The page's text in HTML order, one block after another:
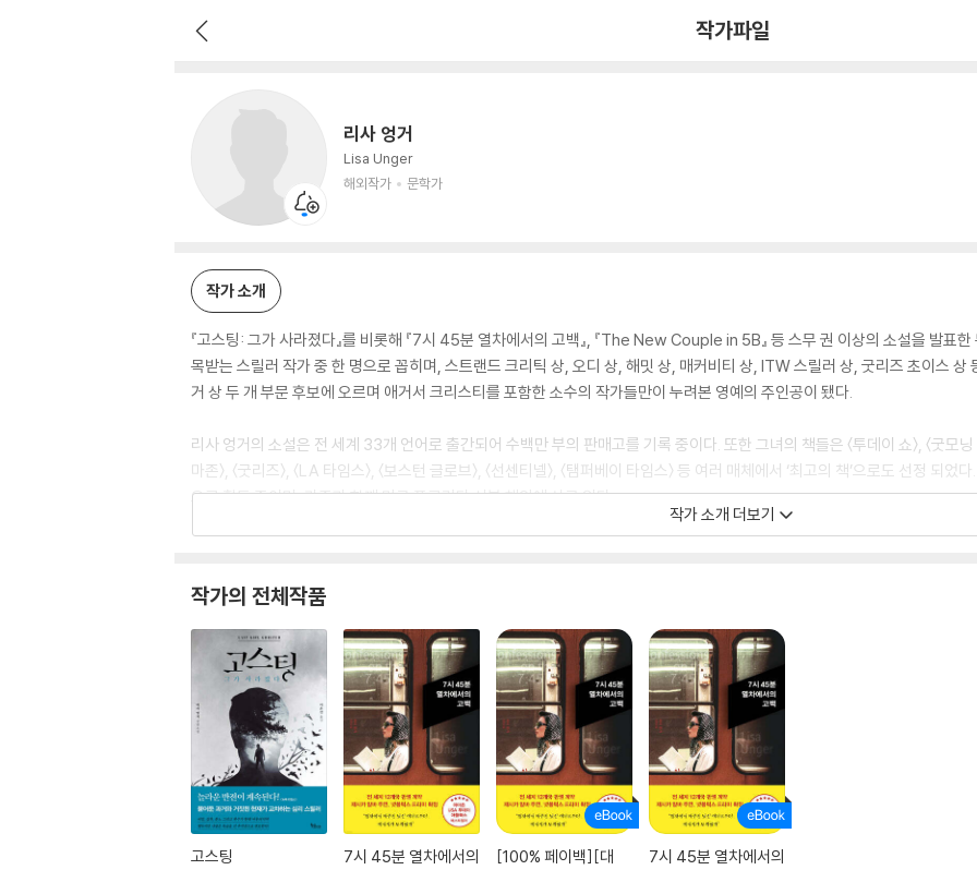
작가파일
리사 엉거
Lisa Unger
해외작가
문학가
작가 소개
『고스팅: 그가 사라졌다』를 비롯해 『7시 45분 열차에서의 고백』, 『The New Couple in 5B』 등 스무 권 이상의 소설을 발표
목받는 스릴러 작가 중 한 명으로 꼽히며, 스트랜드 크리틱 상, 오디 상, 해밋 상, 매커비티 상, ITW 스릴러 상, 굿리즈 초이스
거 상 두 개 부문 후보에 오르며 애거서 크리스티를 포함한 소수의 작가들만이 누려본 영예의 주인공이 됐다.
리사 엉거의 소설은 전 세계 33개 언어로 출간되어 수백만 부의 판매고를 기록 중이다. 또한 그녀의 책들은 〈투데이 쇼〉, 〈굿모닝 아
마존〉, 〈굿리즈〉, 〈LA 타임스〉, 〈보스턴 글로브〉, 〈선센티넬〉, 〈탬퍼베이 타임스〉 등 여러 매체에서 ‘최고의 책’으로도 선정
으로 활동 중이며, 가족과 함께 미국 플로리다 서부 해안에 살고 있다.
문학상을 수상했다. 2019년에는 에드거 상 두 개 부문 후보에 오르며 애거서 크리스티를 포함한 소수의 작가들만이 누려본 영예
리사 엉거의 소설은 전 세계 31개 언어로 출간되어 수백만 부의 판매고를 기록 중이다. 또한 〈투데이 쇼〉, 〈굿모닝 아메리카〉, 〈엔터테
〈LA 타임스〉,〈보스턴 글로브〉, 〈선 센티넬〉, 〈탬파베이 타임스〉 등 여러 매체가 ‘최고의 책’으로 선정했다. 작가는 현재 국제
과 함께 미국 플로리다 서부 해안에 살고 있다.
작가 소개 더보기
작가의 전체작품
고스팅
7시 45분 열차에서의
[100% 페이백][대
7시 45분 열차에서의